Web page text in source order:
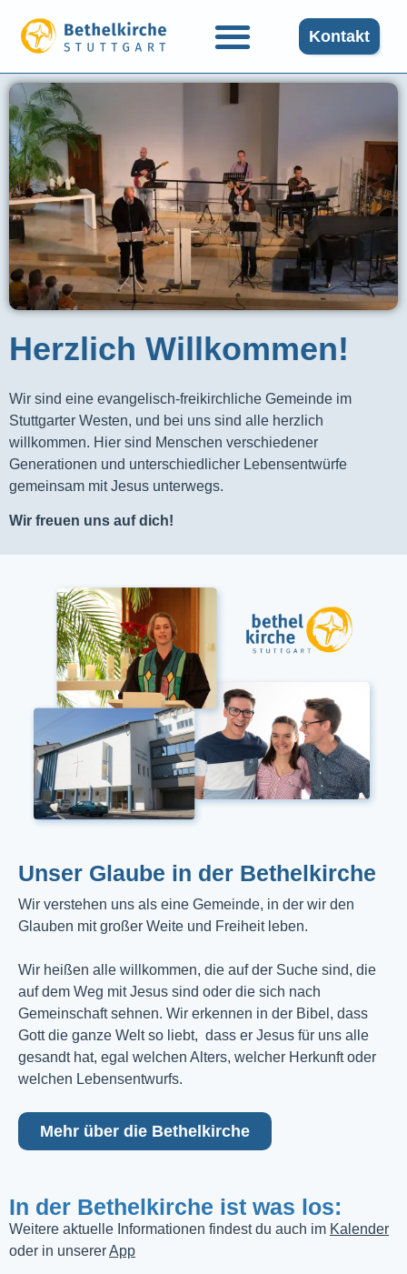
Kontakt
Herzlich Willkommen!
Wir sind eine evangelisch-freikirchliche Gemeinde im
Stuttgarter Westen, und bei uns sind alle herzlich
willkommen. Hier sind Menschen verschiedener
Generationen und unterschiedlicher Lebensentwürfe
gemeinsam mit Jesus unterwegs.
Wir freuen uns auf dich!
Unser Glaube in der Bethelkirche
Wir verstehen uns als eine Gemeinde, in der wir den
Glauben mit großer Weite und Freiheit leben.
Wir heißen alle willkommen, die auf der Suche sind, die
auf dem Weg mit Jesus sind oder die sich nach
Gemeinschaft sehnen. Wir erkennen in der Bibel, dass
Gott die ganze Welt so liebt, dass er Jesus für uns alle
gesandt hat, egal welchen Alters, welcher Herkunft oder
welchen Lebensentwurfs.
Mehr über die Bethelkirche
In der Bethelkirche ist was los:
Weitere aktuelle Informationen findest du auch im Kalender
oder in unsererApp